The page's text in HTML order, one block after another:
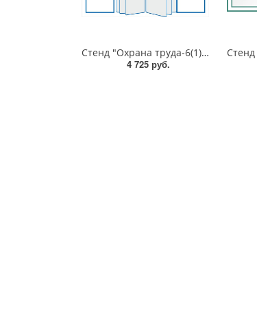
Стенд "Охрана труда-6(1)", 1000х850 мм, пластик 3 мм, карманы, демосистема
4 725 руб.